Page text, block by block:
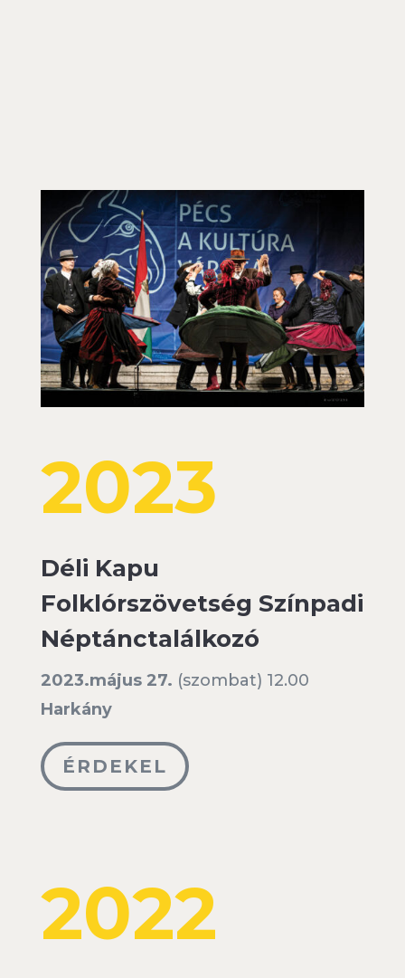
2023
Déli Kapu
Folklórszövetség Színpadi
Néptánctalálkozó
2023.május 27. (szombat) 12.00
Harkány
ÉRDEKEL
2022